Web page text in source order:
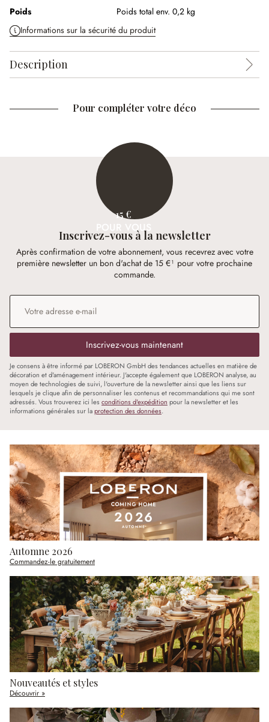
Poids
Poids total env. 0,2 kg
Informations sur la sécurité du produit
Description
Pour compléter votre déco
15 €
POUR VOUS
Inscrivez-vous à la newsletter
Après confirmation de votre abonnement, vous recevrez avec votre
première newsletter un bon d'achat de 15 €¹ pour votre prochaine
commande.
Adresse e-mail
Inscrivez-vous maintenant
Je consens à être informé par LOBERON GmbH des tendances actuelles en matière de
décoration et d'aménagement intérieur. J'accepte également que LOBERON analyse, au
moyen de technologies de suivi, l'ouverture de la newsletter ainsi que les liens sur
lesquels je clique afin de personnaliser les contenus et recommandations qui me sont
adressés. Vous trouverez ici les conditions d'expédition pour la newsletter et les
informations générales sur laprotection des données.
Automne 2026
Commandez-le gratuitement
Nouveautés et styles
Découvrir »